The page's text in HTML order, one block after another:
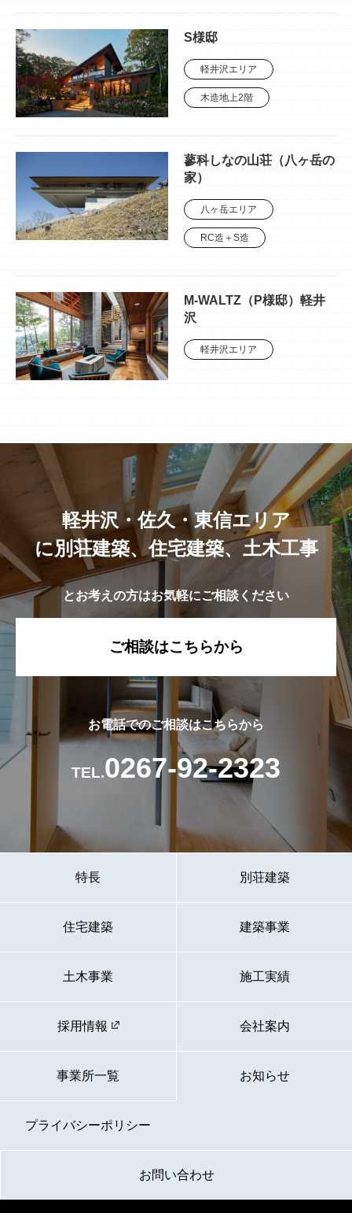
S様邸
軽井沢エリア
木造地上2階
蓼科しなの山荘（八ヶ岳の
家）
八ヶ岳エリア
RC造＋S造
M-WALTZ（P様邸）軽井
沢
軽井沢エリア
軽井沢・佐久・東信エリア
に別荘建築、住宅建築、土木工事
とお考えの方はお気軽にご相談ください
ご相談はこちらから
お電話でのご相談はこちらから
TEL.0267-92-2323
特長 別荘建築
住宅建築 建築事業
土木事業 施工実績
採用情報 会社案内
事業所一覧 お知らせ
プライバシーポリシー
お問い合わせ